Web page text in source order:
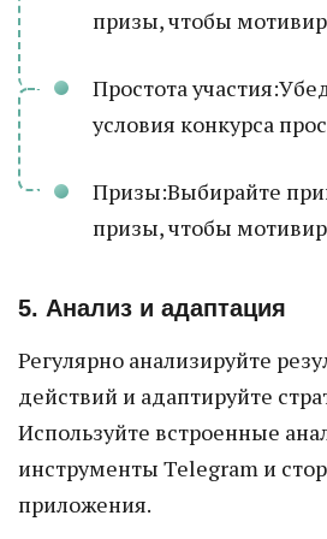
призы, чтобы
Простота
условия конкурса
Призы:Выбирайте
призы, чтобы
5. Анализ и адаптация
Регулярно анализируйте
действий и адаптируйте
Используйте встроенные
инструменты Telegram и
приложения.